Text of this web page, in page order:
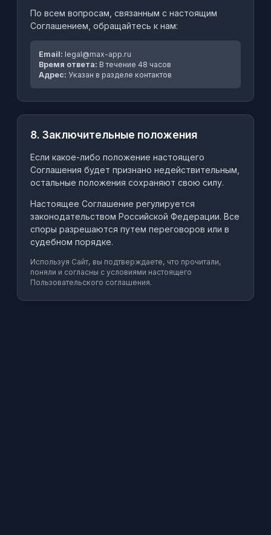
По всем вопросам, связанным с настоящим
Соглашением, обращайтесь к нам:
Email: legal@max-app.ru
Время ответа: В течение 48 часов
Адрес: Указан в разделе контактов
8. Заключительные положения
Если какое-либо положение настоящего
Соглашения будет признано недействительным,
остальные положения сохраняют свою силу.
Настоящее Соглашение регулируется
законодательством Российской Федерации. Все
споры разрешаются путем переговоров или в
судебном порядке.
Используя Сайт, вы подтверждаете, что прочитали,
поняли и согласны с условиями настоящего
Пользовательского соглашения.